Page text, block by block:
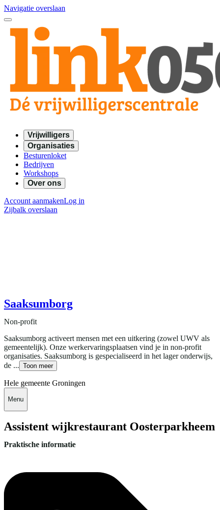
Navigatie overslaan
Vrijwilligers
Organisaties
Besturenloket
Bedrijven
Workshops
Over ons
Account aanmakenLog in
Zijbalk overslaan
Saaksumborg
Non-profit
Saaksumborg activeert mensen met een uitkering (zowel UWV als
gemeentelijk). Onze werkervaringsplaatsen vind je in non-profit
organisaties. Saaksumborg is gespecialiseerd in het lager onderwijs,
de ... Toon meer
Hele gemeente Groningen
Menu
Assistent wijkrestaurant Oosterparkheem
Praktische informatie